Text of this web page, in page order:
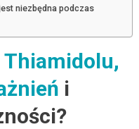
niezbędna podczas
Thiamidolu,
i